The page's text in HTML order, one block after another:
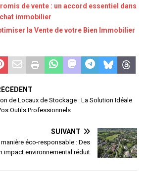
de vente : un accord essentiel dans
immobilier
la Vente de votre Bien Immobilier
de Locaux de Stockage : La Solution Idéale
Outils Professionnels
SUIVANT
éco-responsable : Des
impact environnemental réduit